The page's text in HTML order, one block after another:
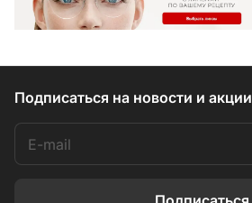
Подписаться на новости и акции